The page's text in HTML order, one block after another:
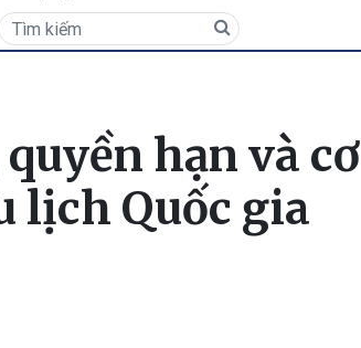
hạn và cơ
lịch Quốc gia